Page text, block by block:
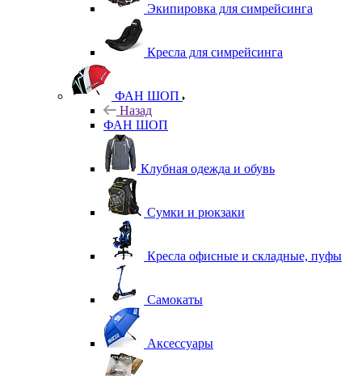
Экипировка для симрейсинга
Кресла для симрейсинга
ФАН ШОП
Назад
ФАН ШОП
Клубная одежда и обувь
Сумки и рюкзаки
Кресла офисные и складные, пуфы
Самокаты
Аксессуары